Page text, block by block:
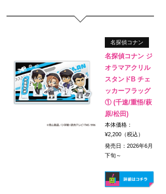
名探偵コナン
名探偵コナン ジ
オラマアクリル
スタンドB チェ
ッカーフラッグ
① (千速/重悟/萩
原/松田)
本体価格：
¥2,200（税込）
発売日：2026年6月
下旬～